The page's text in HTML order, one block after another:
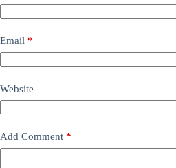
Email *
Website
Add Comment *